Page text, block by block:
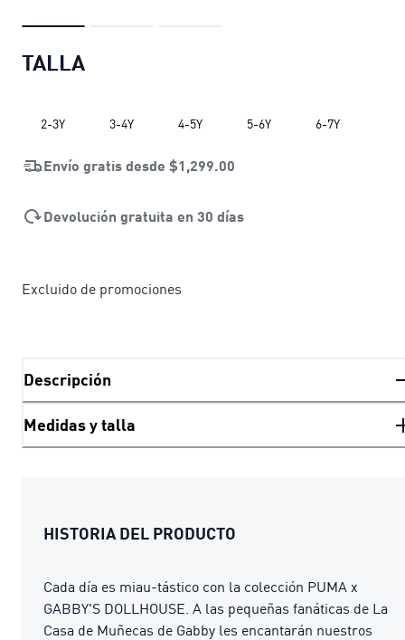
TALLA
2-3Y 3-4Y 4-5Y 5-6Y 6-7Y
Envío gratis desde $1,299.00
Devolución gratuita en 30 días
Excluido de promociones
Descripción
Medidas y talla
HISTORIA DEL PRODUCTO
Cada día es miau-tástico con la colección PUMA x
GABBY'S DOLLHOUSE. A las pequeñas fanáticas de La
Casa de Muñecas de Gabby les encantarán nuestros